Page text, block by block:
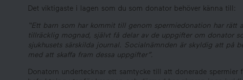
Det viktigaste i lagen som du som donator behöver känna till:
“Ett barn som har kommit till genom spermiedonation har rätt
tillräcklig mognad, självt få delar av de uppgifter om donator
sjukhusets särskilda journal. Socialnämnden är skyldig att på
med att skaffa fram dessa uppgifter”.
Donatorn undertecknar ett samtycke till att donerade spermier